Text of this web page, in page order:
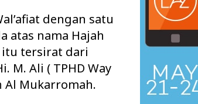
dengan satu
atas nama Hajah
itu tersirat dari
M. Ali ( TPHD Way
Al Mukarromah.